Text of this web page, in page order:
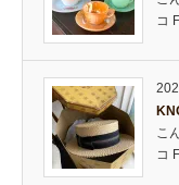
コ
こ
コ